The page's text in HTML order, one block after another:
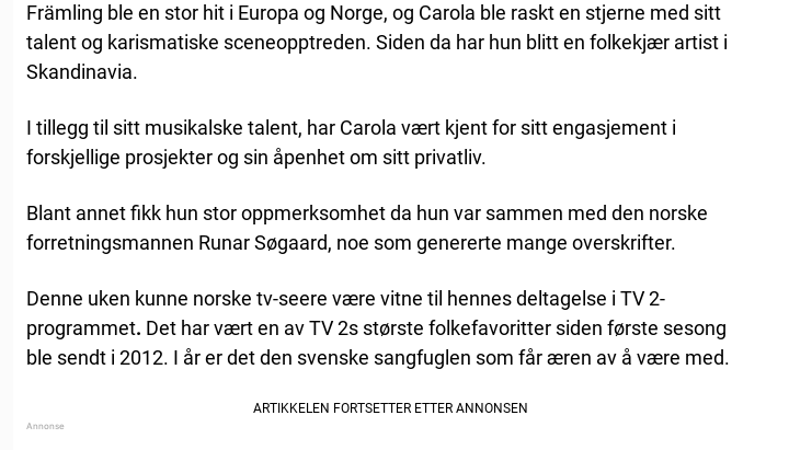
Främling ble en stor hit i Europa og Norge, og Carola ble raskt en stjerne med sitt
talent og karismatiske sceneopptreden. Siden da har hun blitt en folkekjær artist i
Skandinavia.
I tillegg til sitt musikalske talent, har Carola vært kjent for sitt engasjement i
forskjellige prosjekter og sin åpenhet om sitt privatliv.
Blant annet fikk hun stor oppmerksomhet da hun var sammen med den norske
forretningsmannen Runar Søgaard, noe som genererte mange overskrifter.
Denne uken kunne norske tv-seere være vitne til hennes deltagelse i TV 2-
programmet. Det har vært en av TV 2s største folkefavoritter siden første sesong
ble sendt i 2012. I år er det den svenske sangfuglen som får æren av å være med.